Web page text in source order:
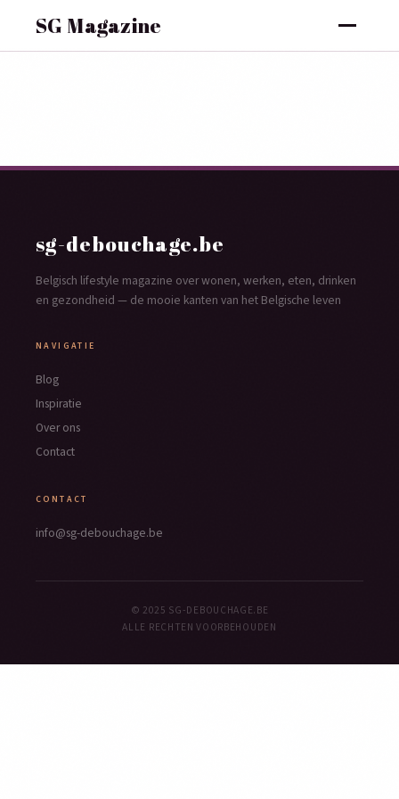
SG Magazine
sg-debouchage.be
Belgisch lifestyle magazine over wonen, werken, eten, drinken
en gezondheid — de mooie kanten van het Belgische leven
NAVIGATIE
Blog
Inspiratie
Over ons
Contact
CONTACT
info@sg-debouchage.be
© 2025 SG-DEBOUCHAGE.BE
ALLE RECHTEN VOORBEHOUDEN